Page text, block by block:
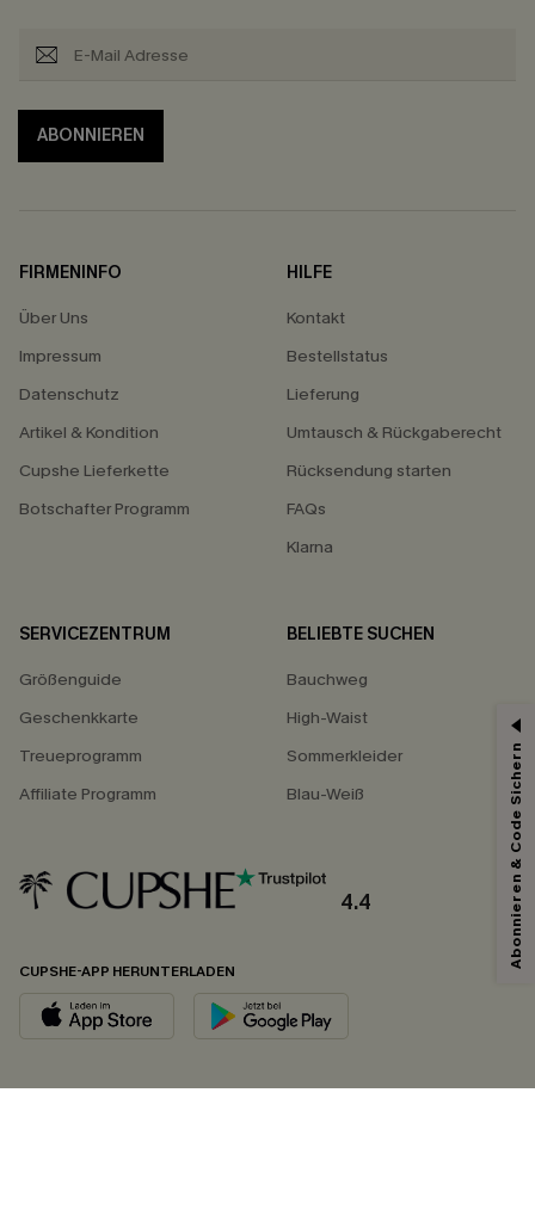
ABONNIEREN
FIRMENINFO
Über Uns
Impressum
Datenschutz
Artikel & Kondition
Cupshe Lieferkette
Botschafter Programm
HILFE
Kontakt
Bestellstatus
Lieferung
Umtausch & Rückgaberecht
Rücksendung starten
FAQs
Klarna
SERVICEZENTRUM
Größenguide
Geschenkkarte
Treueprogramm
Affiliate Programm
BELIEBTE SUCHEN
Bauchweg
High-Waist
Sommerkleider
Blau-Weiß
4.4
CUPSHE-APP HERUNTERLADEN
Abonnieren & Code Sichern